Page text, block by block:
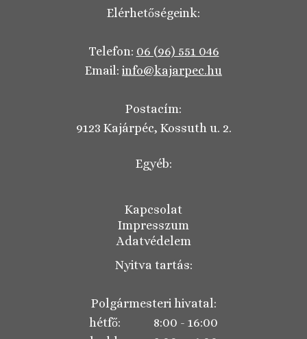
Elérhetőségeink:
Telefon: 06 (96) 551 046
Email: info@kajarpec.hu
Postacím:
9123 Kajárpéc, Kossuth u. 2.
Egyéb:
Kapcsolat
Impresszum
Adatvédelem
Nyitva tartás:
Polgármesteri hivatal:
hétfő: 8:00 - 16:00